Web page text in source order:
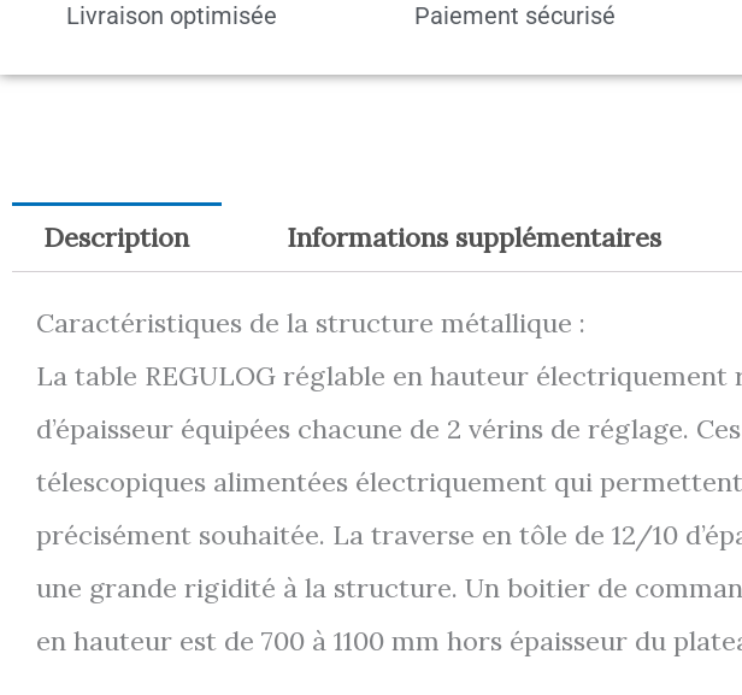
Livraison optimisée Paiement sécurisé
Description Informations supplémentaires
Caractéristiques de la structure métallique :
La table REGULOG réglable en hauteur
d’épaisseur équipées chacune de 2 vérins de réglage.
télescopiques alimentées électriquement qui
précisément souhaitée. La traverse en tôle de 12/10
une grande rigidité à la structure. Un boitier de
en hauteur est de 700 à 1100 mm hors épaisseur du